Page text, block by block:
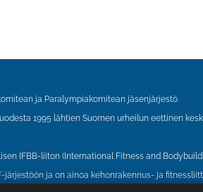
ja Paralympiakomitean jäsenjärjestö.
1995 lähtien Suomen urheilun eettinen
IFBB-liiton (International Fitness and
järjestöön ja on ainoa kehonrakennus- ja